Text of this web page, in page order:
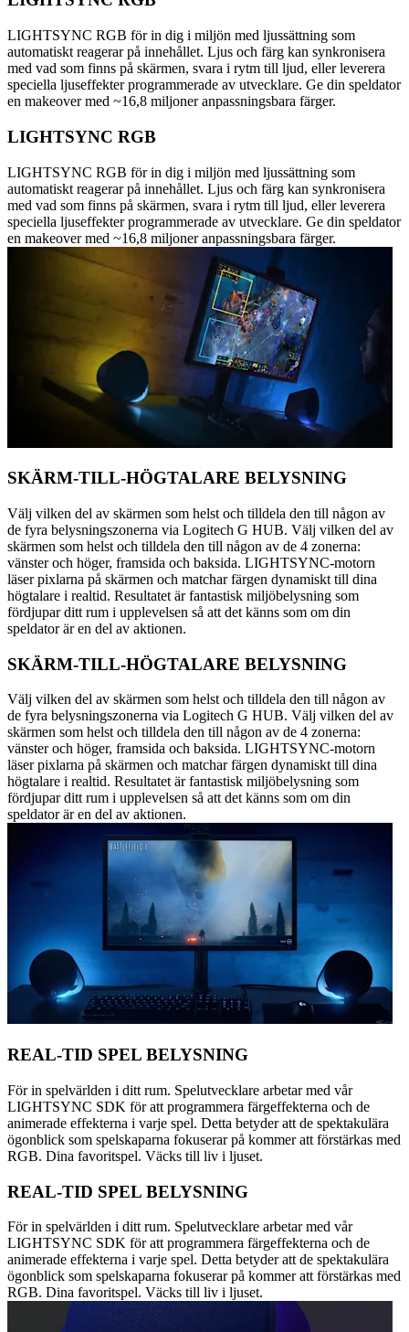
LIGHTSYNC RGB för in dig i miljön med ljussättning som
automatiskt reagerar på innehållet. Ljus och färg kan synkronisera
med vad som finns på skärmen, svara i rytm till ljud, eller leverera
speciella ljuseffekter programmerade av utvecklare. Ge din speldator
en makeover med ~16,8 miljoner anpassningsbara färger.
LIGHTSYNC RGB
LIGHTSYNC RGB för in dig i miljön med ljussättning som
automatiskt reagerar på innehållet. Ljus och färg kan synkronisera
med vad som finns på skärmen, svara i rytm till ljud, eller leverera
speciella ljuseffekter programmerade av utvecklare. Ge din speldator
en makeover med ~16,8 miljoner anpassningsbara färger.
SKÄRM-TILL-HÖGTALARE BELYSNING
Välj vilken del av skärmen som helst och tilldela den till någon av
de fyra belysningszonerna via Logitech G HUB. Välj vilken del av
skärmen som helst och tilldela den till någon av de 4 zonerna:
vänster och höger, framsida och baksida. LIGHTSYNC-motorn
läser pixlarna på skärmen och matchar färgen dynamiskt till dina
högtalare i realtid. Resultatet är fantastisk miljöbelysning som
fördjupar ditt rum i upplevelsen så att det känns som om din
speldator är en del av aktionen.
SKÄRM-TILL-HÖGTALARE BELYSNING
Välj vilken del av skärmen som helst och tilldela den till någon av
de fyra belysningszonerna via Logitech G HUB. Välj vilken del av
skärmen som helst och tilldela den till någon av de 4 zonerna:
vänster och höger, framsida och baksida. LIGHTSYNC-motorn
läser pixlarna på skärmen och matchar färgen dynamiskt till dina
högtalare i realtid. Resultatet är fantastisk miljöbelysning som
fördjupar ditt rum i upplevelsen så att det känns som om din
speldator är en del av aktionen.
REAL-TID SPEL BELYSNING
För in spelvärlden i ditt rum. Spelutvecklare arbetar med vår
LIGHTSYNC SDK för att programmera färgeffekterna och de
animerade effekterna i varje spel. Detta betyder att de spektakulära
ögonblick som spelskaparna fokuserar på kommer att förstärkas med
RGB. Dina favoritspel. Väcks till liv i ljuset.
REAL-TID SPEL BELYSNING
För in spelvärlden i ditt rum. Spelutvecklare arbetar med vår
LIGHTSYNC SDK för att programmera färgeffekterna och de
animerade effekterna i varje spel. Detta betyder att de spektakulära
ögonblick som spelskaparna fokuserar på kommer att förstärkas med
RGB. Dina favoritspel. Väcks till liv i ljuset.